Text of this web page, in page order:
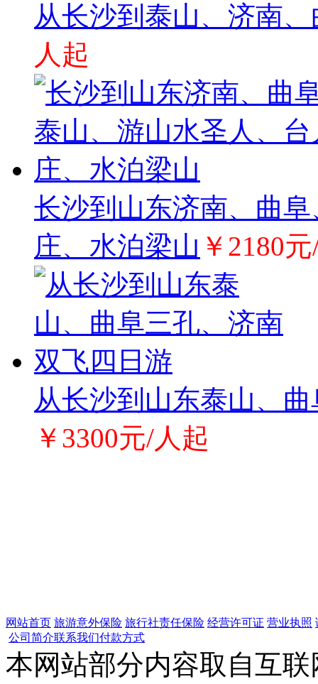
从长沙到泰山、济南
人起
长沙到山东济南、曲
庄、水泊梁山 ￥2180
从长沙到山东泰山、
￥3300元/人起
网站首页 旅游意外保险 旅行社责任保险 经营许可证 营业执照
公司简介联系我们付款方式
本网站部分内容取自互